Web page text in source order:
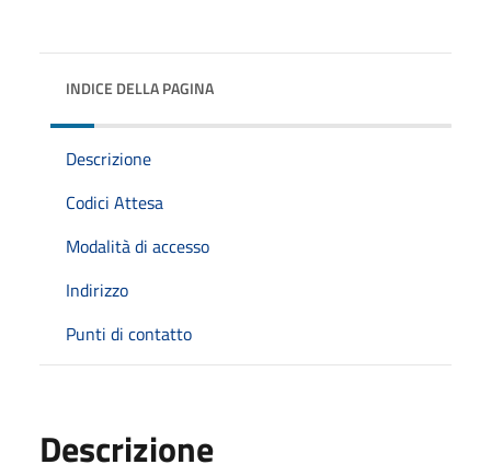
INDICE DELLA PAGINA
Descrizione
Codici Attesa
Modalità di accesso
Indirizzo
Punti di contatto
Descrizione